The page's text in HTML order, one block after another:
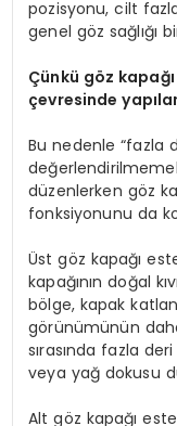
pozisyonu, cilt
genel göz sağlığı
Çünkü göz
çevresinde
Bu nedenle “fazla
düzenlerken göz
fonksiyonunu da
Üst göz kapağı
kapağının doğal
bölge, kapak
görünümünün
sırasında fazla
veya yağ dokusu
Alt göz kapağı